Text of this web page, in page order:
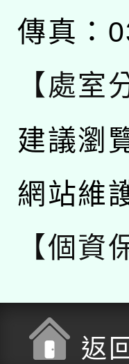
傳真：
【處室
建議瀏
網站維
【個資
返